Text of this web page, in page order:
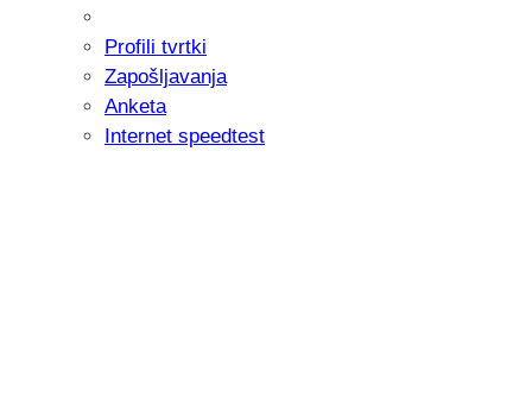
Profili tvrtki
Zapošljavanja
Anketa
Internet speedtest